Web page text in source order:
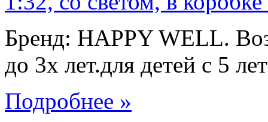
Бренд: HAPPY WELL.
до 3х лет.для детей с 5 лет
Подробнее »